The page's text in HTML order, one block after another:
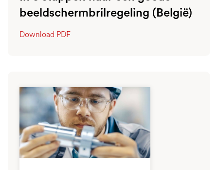
beeldschermbrilregeling (België)
Download PDF